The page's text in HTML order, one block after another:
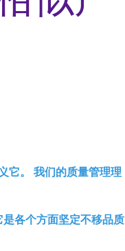
它。 我们的质量管理理
各个方面坚定不移品质